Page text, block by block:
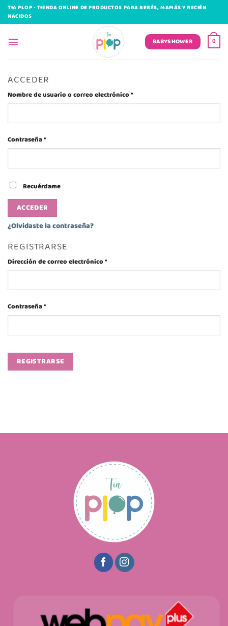
Saltar
TIA PLOP - TIENDA ONLINE DE PRODUCTOS PARA BEBÉS, MAMÁS Y RECIÉN
NACIDOS
BABYSHOWER 0
ACCEDER
Nombre de usuario o correo electrónico*
Contraseña*
Recuérdame
ACCEDER
¿Olvidaste la contraseña?
REGISTRARSE
Dirección de correo electrónico*
Contraseña*
REGISTRARSE